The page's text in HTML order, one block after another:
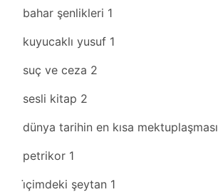
bahar şenlikleri 1
kuyucaklı yusuf 1
suç ve ceza 2
sesli kitap 2
dünya tarihin en kısa mektuplaşması
petrikor 1
i̇çimdeki şeytan 1